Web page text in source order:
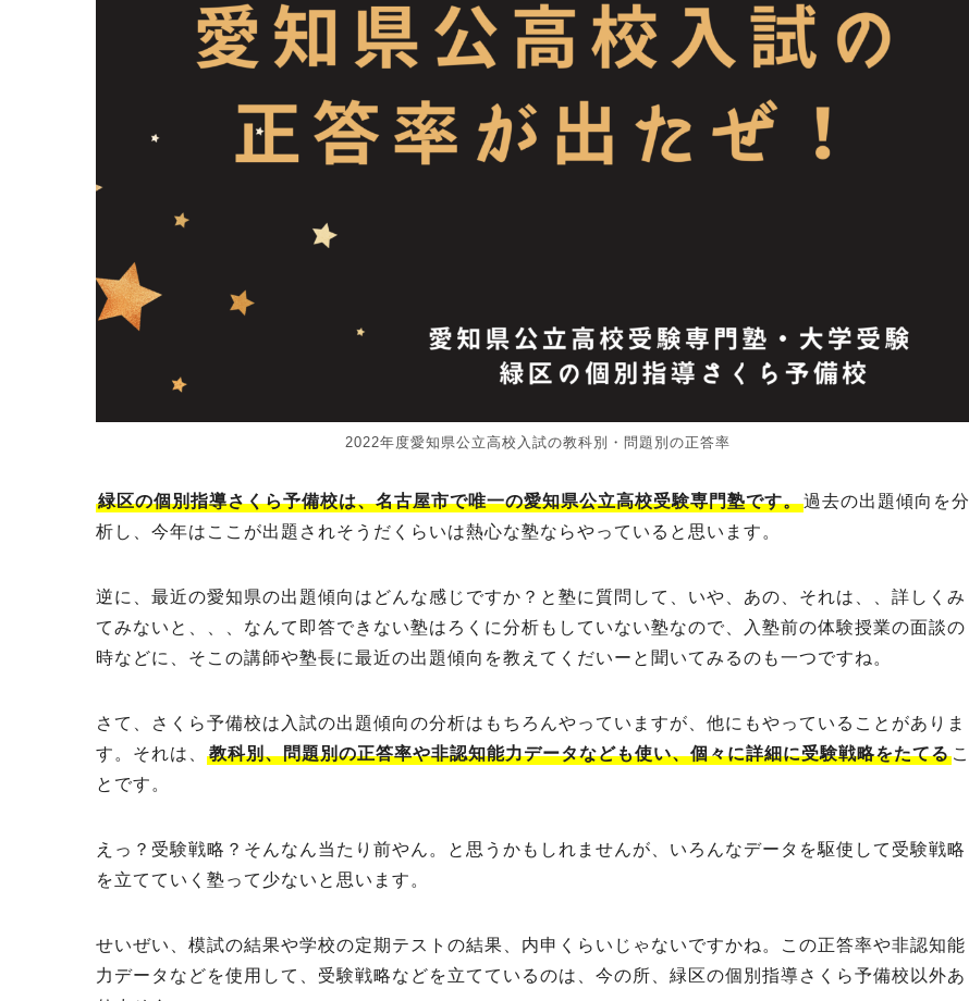
2022年度愛知県公立高校入試の教科別・問題別の正答率
緑区の個別指導さくら予備校は、名古屋市で唯一の愛知県公立高校受験専門塾です。過去の出題傾向を分
析し、今年はここが出題されそうだくらいは熱心な塾ならやっていると思います。
逆に、最近の愛知県の出題傾向はどんな感じですか？と塾に質問して、いや、あの、それは、、詳しくみ
てみないと、、、なんて即答できない塾はろくに分析もしていない塾なので、入塾前の体験授業の面談の
時などに、そこの講師や塾長に最近の出題傾向を教えてくだいーと聞いてみるのも一つですね。
さて、さくら予備校は入試の出題傾向の分析はもちろんやっていますが、他にもやっていることがありま
す。それは、
教科別、問題別の正答率や非認知能力データなども使い、個々に詳細に受験戦略をたてる こ
とです。
えっ？受験戦略？そんなん当たり前やん。と思うかもしれませんが、いろんなデータを駆使して受験戦略
を立てていく塾って少ないと思います。
せいぜい、模試の結果や学校の定期テストの結果、内申くらいじゃないですかね。この正答率や非認知能
力データなどを使用して、受験戦略などを立てているのは、今の所、緑区の個別指導さくら予備校以外あ